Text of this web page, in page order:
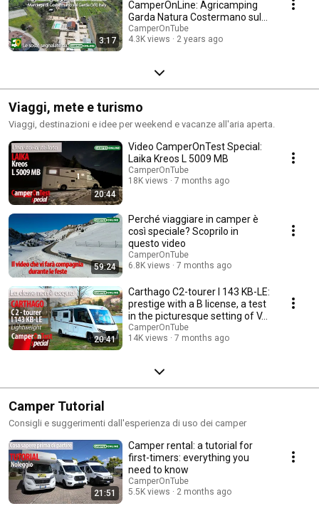
3:17
CamperOnLine: Agricamping
Garda Natura Costermano sul
Garda
CamperOnTube
4.3K views
2 years ago
Viaggi, mete e turismo
Viaggi, destinazioni e idee per weekend e vacanze all'aria aperta.
20:44
Video CamperOnTest Special:
Laika Kreos L ​​5009 MB
CamperOnTube
18K views
7 months ago
59:24
Perché viaggiare in camper è
così speciale? Scoprilo in
questo video
CamperOnTube
6.8K views
7 months ago
20:41
Carthago C2-tourer I 143 KB-LE:
prestige with a B license, a test
in the picturesque setting of V...
CamperOnTube
14K views
7 months ago
Camper Tutorial
Consigli e suggerimenti dall'esperienza di uso dei camper
21:51
Camper rental: a tutorial for
first-timers: everything you
need to know
CamperOnTube
5.5K views
2 months ago